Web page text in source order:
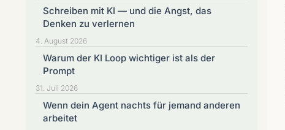
Schreiben mit KI — und die Angst, das
Denken zu verlernen
4. August 2026
Warum der KI Loop wichtiger ist als der
Prompt
31. Juli 2026
Wenn dein Agent nachts für jemand anderen
arbeitet